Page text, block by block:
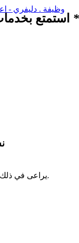
استمتع *
* يراعى في ذلك الشروط والأحكام الخاصة باستخدام الموقع.